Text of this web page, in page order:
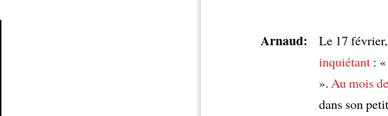
Arnaud: Le 17
inquiétant : «
». Au mois
dans son